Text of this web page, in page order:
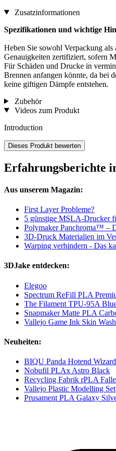
Zusatzinformationen
Spezifikationen und wichtige
Heben Sie sowohl Verpackung
Genauigkeiten zertifiziert, sofern
Für Schäden und Drucke in
Brennen anfangen könnte, da bei
keine giftigen Dämpfe entstehen.
Zubehör
Videos zum Produkt
Introduction
Dieses Produkt bewerten
Erfahrungsberichte
Aus unserem Magazin:
First Layer Probleme?
5 günstige MSLA-Drucker
Polymaker Panchroma™ –
3D-Druck Materialien im
Warping verhindern - Das
3DJake entdecken:
Elegoo
Spectrum ReFill PLA
The Filament TPU-95A
Snapmaker Matte PLA
Vallejo Game Ink Skin Wash
Neuheiten:
BIQU Panda Hotend Wizard
Nobufil PLAx Astro Black
Recycling Fabrik rPLA
Vallejo Plastic Modelling Set
Prusament PLA Galaxy